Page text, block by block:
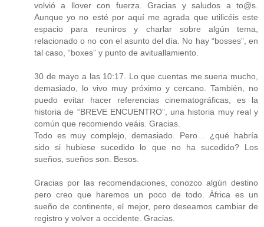
volvió a llover con fuerza. Gracias y saludos a to@s.
Aunque yo no esté por aquí me agrada que utilicéis este
espacio para reuniros y charlar sobre algún tema,
relacionado o no con el asunto del día. No hay “bosses”, en
tal caso, “boxes” y punto de avituallamiento.
30 de mayo a las 10:17. Lo que cuentas me suena mucho,
demasiado, lo vivo muy próximo y cercano. También, no
puedo evitar hacer referencias cinematográficas, es la
historia de “BREVE ENCUENTRO”, una historia muy real y
común que recomiendo veáis. Gracias.
Todo es muy complejo, demasiado. Pero… ¿qué habría
sido si hubiese sucedido lo que no ha sucedido? Los
sueños, sueños son. Besos.
Gracias por las recomendaciones, conozco algún destino
pero creo que haremos un poco de todo. África es un
sueño de continente, el mejor, pero deseamos cambiar de
registro y volver a occidente. Gracias.